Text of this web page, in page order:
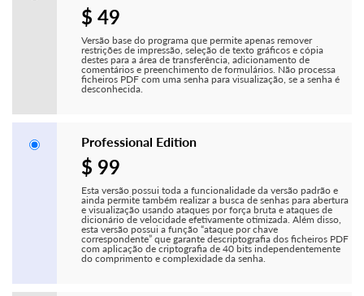
$ 49
Versão base do programa que permite apenas remover
restrições de impressão, seleção de texto gráficos e cópia
destes para a área de transferência, adicionamento de
comentários e preenchimento de formulários. Não processa
ficheiros PDF com uma senha para visualização, se a senha é
desconhecida.
Professional Edition
$ 99
Esta versão possui toda a funcionalidade da versão padrão e
ainda permite também realizar a busca de senhas para abertura
e visualização usando ataques por força bruta e ataques de
dicionário de velocidade efetivamente otimizada. Além disso,
esta versão possui a função “ataque por chave
correspondente” que garante descriptografia dos ficheiros PDF
com aplicação de criptografia de 40 bits independentemente
do comprimento e complexidade da senha.